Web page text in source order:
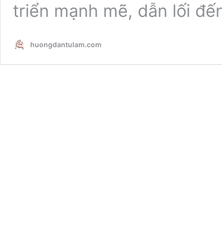
triển mạnh mẽ, dẫn lối
huongdantulam.com